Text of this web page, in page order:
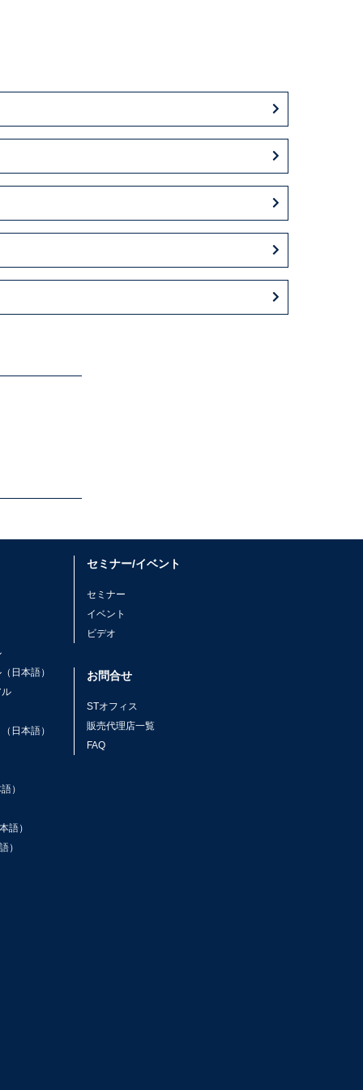
日本語）
日本語）
）
語）
）
セミナー/イベント
セミナー
イベント
ビデオ
お問合せ
STオフィス
販売代理店一覧
FAQ